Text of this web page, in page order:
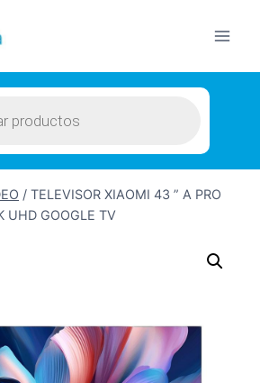
/ TELEVISOR XIAOMI 43 ” A PRO
UHD GOOGLE TV